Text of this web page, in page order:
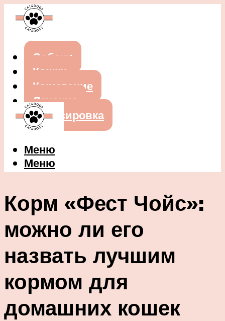
Собаки
Кошки
Кормление
Лечение
Дрессировка
Меню
Меню
Корм «Фест Чойс»:
можно ли его
назвать лучшим
кормом для
домашних кошек